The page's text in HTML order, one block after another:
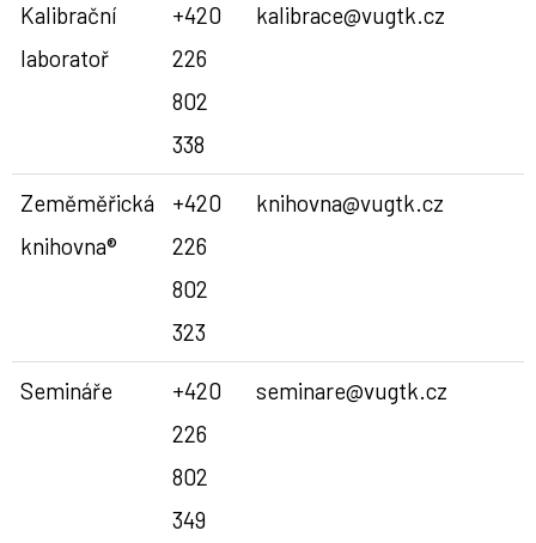
Kalibrační
laboratoř
+420
226
802
338
kalibrace@vugtk.cz
Zeměměřická
knihovna®
+420
226
802
323
knihovna@vugtk.cz
Semináře
+420
226
802
349
seminare@vugtk.cz